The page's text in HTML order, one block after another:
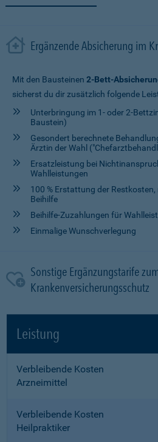
Ergänzende Absicherung im
Mit den Bausteinen 2-Bett-
sicherst du dir zusätzlich folgende
Unterbringung im 1- oder 2-
Baustein)
Gesondert berechnete
Ärztin der Wahl
Ersatzleistung bei
Wahlleistungen
100 % Erstattung der
Beihilfe
Beihilfe-Zuzahlungen für
Einmalige Wunschverlegung
Sonstige Ergänzungstarife
Krankenversicherungsschutz
Leistung
Verbleibende Kosten
Arzneimittel
Verbleibende Kosten
Heilpraktiker